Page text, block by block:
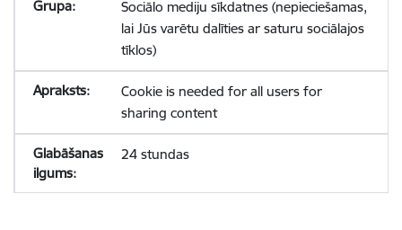
Sociālo mediju sīkdatnes (nepieciešamas,
lai Jūs varētu dalīties ar saturu sociālajos
tīklos)
Cookie is needed for all users for
sharing content
24 stundas